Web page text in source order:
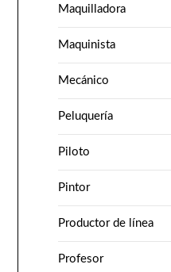
Maquilladora
Maquinista
Mecánico
Peluquería
Piloto
Pintor
Productor de línea
Profesor